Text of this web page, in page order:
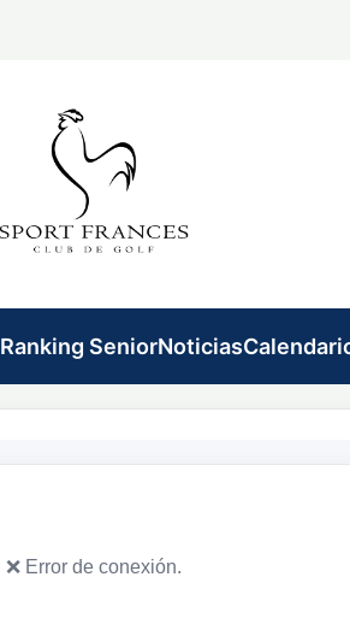
Ranking SeniorNoticias